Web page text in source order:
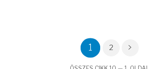
1 2